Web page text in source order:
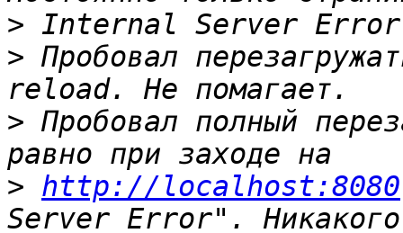
>
> Пробовал
> Пробовал полный
> http://localhost:8080